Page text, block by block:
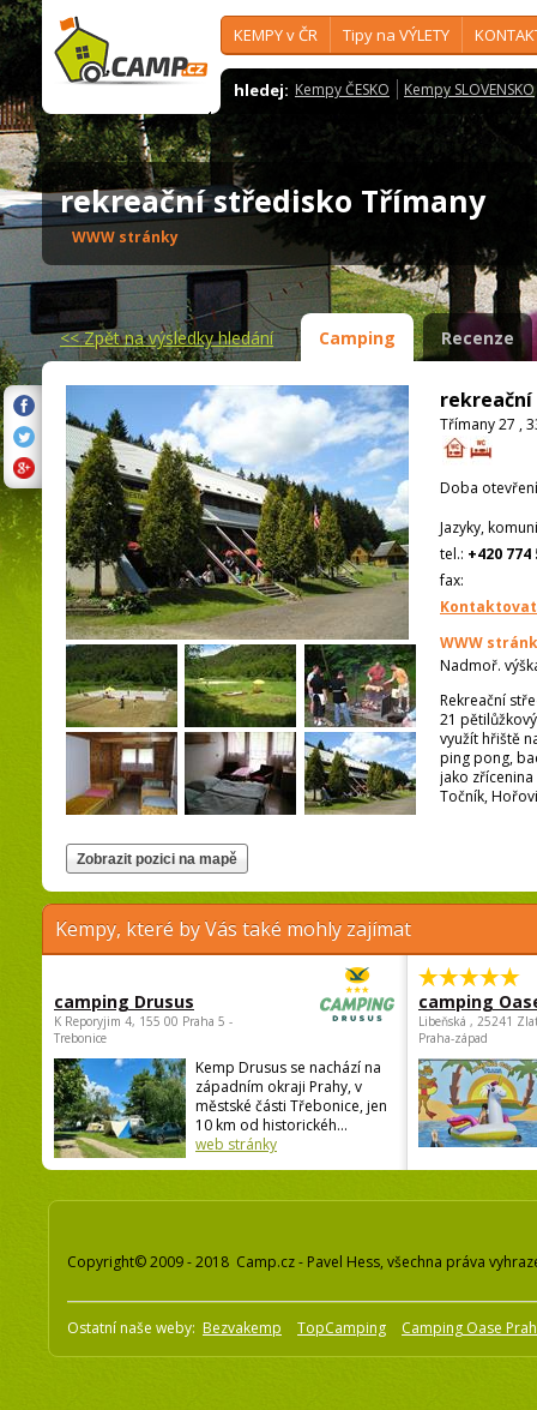
KEMPY v ČR Tipy na VÝLETY
hledej: Kempy ČESKO Kempy SLOVENSKO
rekreační středisko Třímany
WWW stránky
<<Zpět na výsledky hledání Camping Recenze
Třímany 27 ,
Doba
Jazyky,
tel.: +420 774
fax:
WWW
Nadmoř.
Rekreační
21
využít hřiště
ping pong,
jako
Točník,
Kempy, které by Vás také mohly zajímat
camping Drusus
K Reporyjim 4, 155 00 Praha 5 -
Trebonice
Kemp Drusus se nachází na
západním okraji Prahy, v
městské části Třebonice, jen
10 km od historickéh...
web stránky
camping
Libeňská , 25241
Praha-západ
Copyright© 2009 - 2018 Camp.cz - Pavel Hess, všechna práva
Ostatní naše weby: Bezvakemp TopCamping Camping Oase